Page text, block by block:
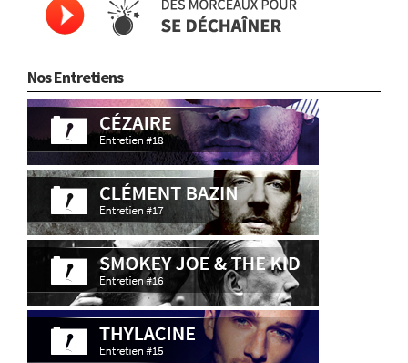
Nos Entretiens